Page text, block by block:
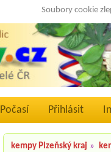
Soubory cookie
Počasí Přihlásit
kempy Plzeňský kraj »